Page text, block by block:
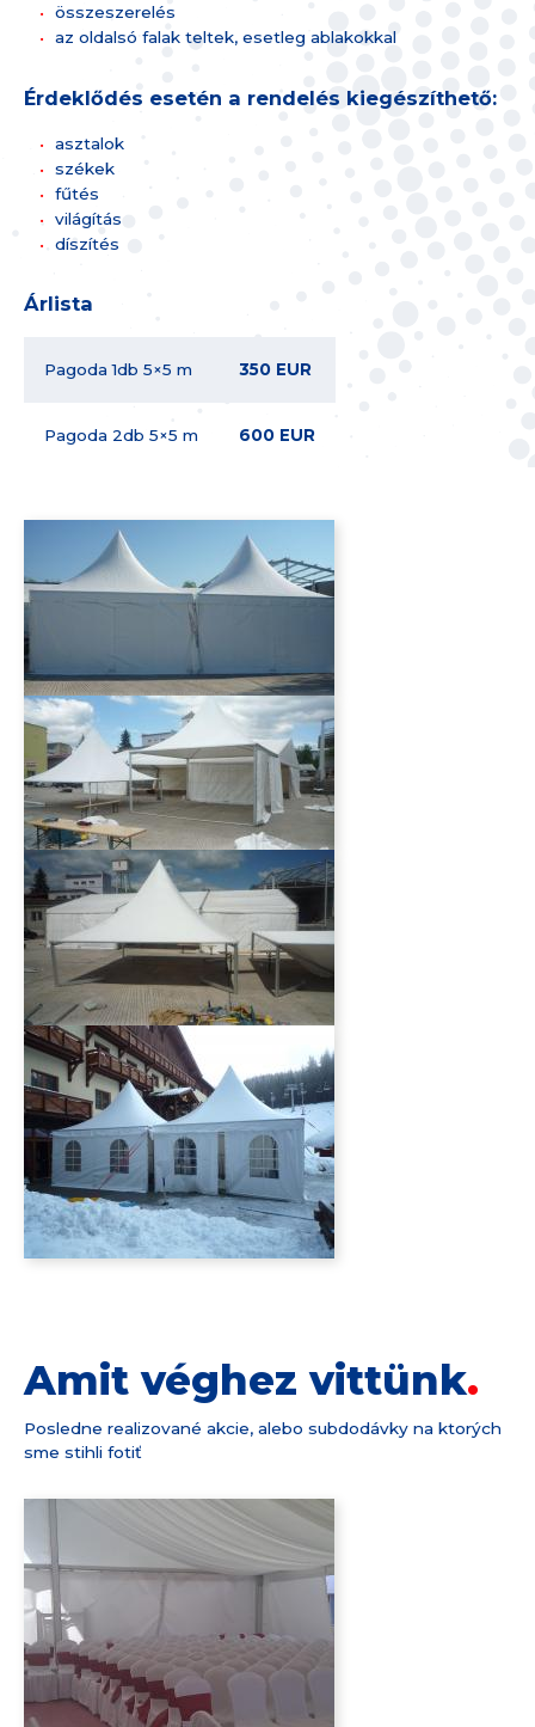
összeszerelés
az oldalsó falak teltek, esetleg ablakokkal
Érdeklődés esetén a rendelés kiegészíthető:
asztalok
székek
fűtés
világítás
díszítés
Árlista
Pagoda 1db 5×5 m 350 EUR
Pagoda 2db 5×5 m 600 EUR
Amit véghez vittünk
Posledne realizované akcie, alebo subdodávky na ktorých
sme stihli fotiť